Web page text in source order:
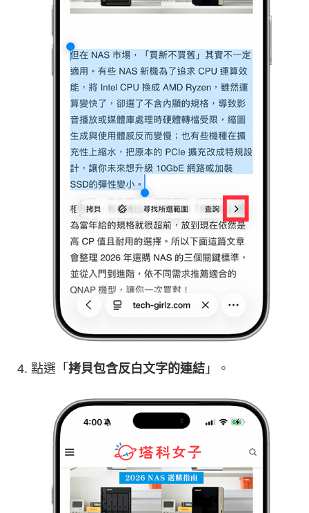
點選「 拷貝包含反白文字的連結 」。